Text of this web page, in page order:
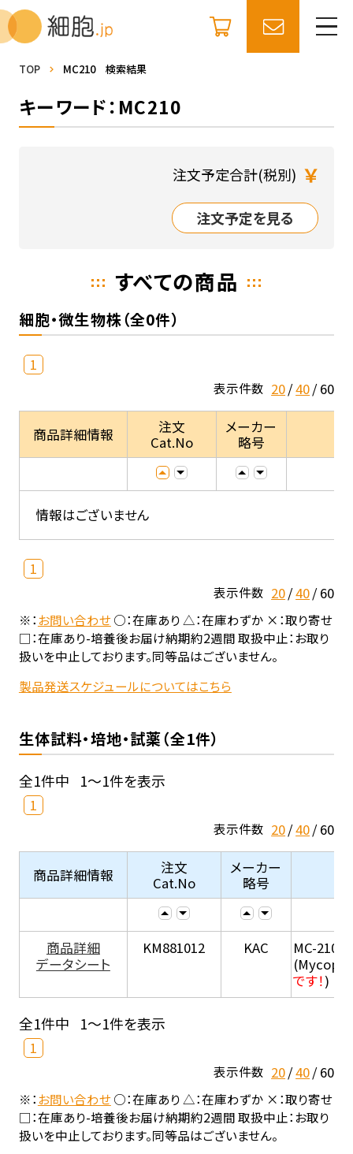
TOP MC210 検索結果
キーワード：MC210
注文予定合計(税別) ￥
注文予定を見る
すべての商品
細胞・微生物株（全0件）
1
表示件数 20 40 60
商品詳細情報
注文
Cat.No
メーカー
略号
情報はございません
1
表示件数 20 40 60
※：お問い合わせ○：在庫あり △：在庫わずか ×：取り寄せ
□：在庫あり-培養後お届け納期約2週間 取扱中止：お取り
扱いを中止しております。同等品はございません。
製品発送スケジュールについてはこちら
生体試料・培地・試薬（全1件）
全1件中 1～1件を表示
1
表示件数 20 40 60
商品詳細情報
注文
Cat.No
メーカー
略号
商品詳細
データシート
KM881012 KAC
MC-210 (
です！)
全1件中 1～1件を表示
1
表示件数 20 40 60
※：お問い合わせ○：在庫あり △：在庫わずか ×：取り寄せ
□：在庫あり-培養後お届け納期約2週間 取扱中止：お取り
扱いを中止しております。同等品はございません。